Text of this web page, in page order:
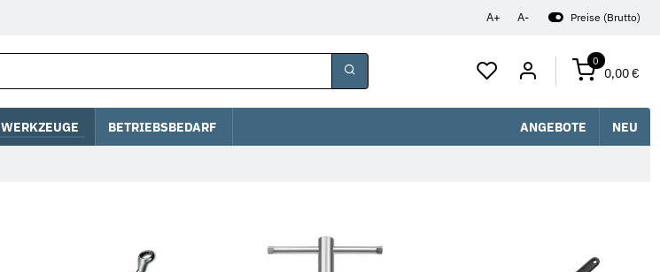
A+ A- Preise (Brutto)
0
0,00 €
WERKZEUGE BETRIEBSBEDARF ANGEBOTE NEU